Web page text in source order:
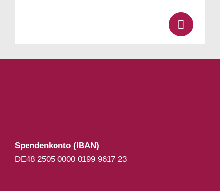
Spendenkonto (IBAN)
DE48 2505 0000 0199 9617 23